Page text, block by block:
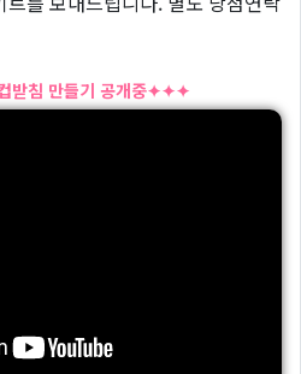
받침 만들기 공개중✦✦✦